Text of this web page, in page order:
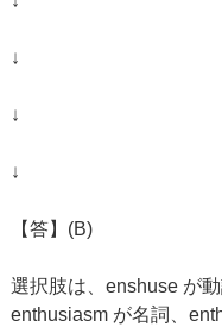
↓
↓
↓
【答】(B)
選択肢は、enshuse が
enthusiasm が名詞、